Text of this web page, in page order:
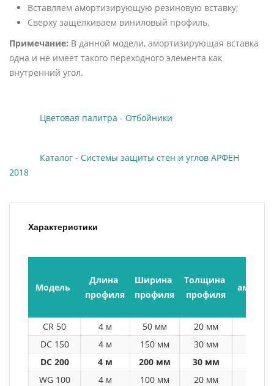
Вставляем амортизирующую резиновую вставку;
Сверху защёлкиваем виниловый профиль.
Примечание: В данной модели, амортизирующая вставка
одна и не имеет такого переходного элемента как
внутренний угол.
Цветовая палитра - Отбойники
Каталог - Системы защиты стен и углов АРФЕН
2018
Характеристики
Модель
Длина
профиля
Ширина
профиля
Толщина
профиля
CR 50 4 м 50 мм
20 мм
DC 150
4 м 150 мм
30 мм
DC 200
4 м 200 мм
30 мм
WG 100
4 м 100 мм
20 мм